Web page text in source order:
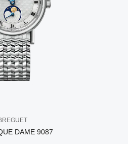
DAME 9087